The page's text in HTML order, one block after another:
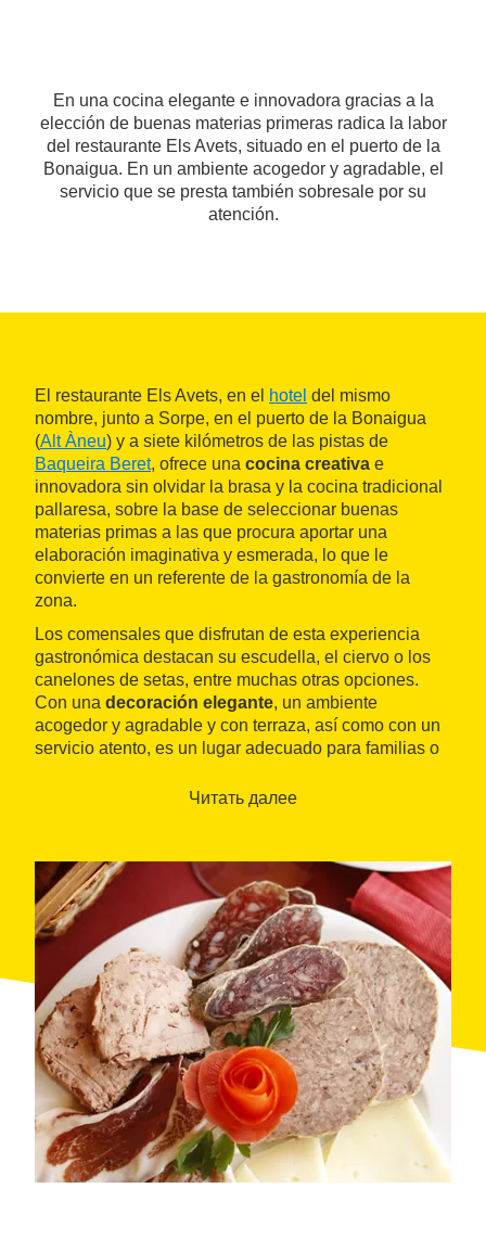
En una cocina elegante e innovadora gracias a la
elección de buenas materias primeras radica la labor
del restaurante Els Avets, situado en el puerto de la
Bonaigua. En un ambiente acogedor y agradable, el
servicio que se presta también sobresale por su
atención.
El restaurante Els Avets, en el hotel del mismo
nombre, junto a Sorpe, en el puerto de la Bonaigua
(Alt Àneu) y a siete kilómetros de las pistas de
Baqueira Beret, ofrece una cocina creativa e
innovadora sin olvidar la brasa y la cocina tradicional
pallaresa, sobre la base de seleccionar buenas
materias primas a las que procura aportar una
elaboración imaginativa y esmerada, lo que le
convierte en un referente de la gastronomía de la
zona.
Los comensales que disfrutan de esta experiencia
gastronómica destacan su escudella, el ciervo o los
canelones de setas, entre muchas otras opciones.
Con una decoración elegante, un ambiente
acogedor y agradable y con terraza, así como con un
servicio atento, es un lugar adecuado para familias o
excursión por la montaña. Como el local no es muy
Читать далее